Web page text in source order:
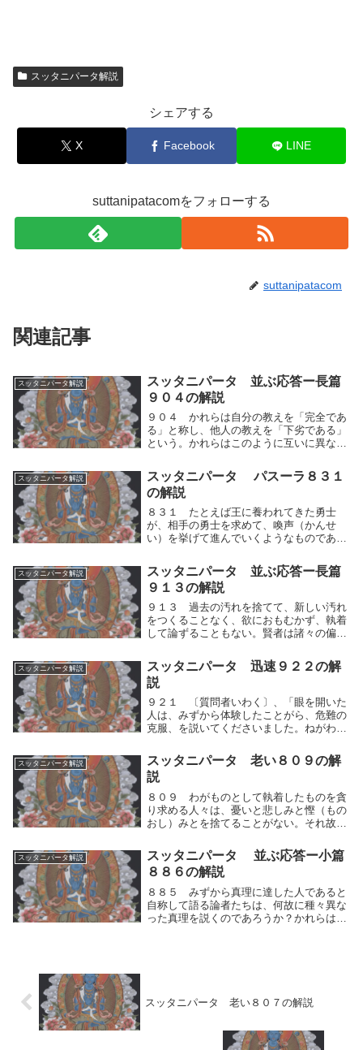
スッタニパータ解説
シェアする
X Facebook LINE
suttanipatacomをフォローする
suttanipatacom
関連記事
スッタニパータ解説
スッタニパータ 並ぶ応答ー長篇
９０４の解説
９０４ かれらは自分の教えを「完全であ
る」と称し、他人の教えを「下劣である」
という。かれらはこのように互いに異なっ
仮説を「真理である」と説く。かれらは自
分の教えを「完全である」と称し、他人の
教えを「下劣...
スッタニパータ解説
スッタニパータ パスーラ８３１
の解説
８３１ たとえば王に養われてきた勇士
が、相手の勇士を求めて、喚声（かんせ
い）を挙げて進んでいくようなものであ
理に達した人の）いるところに到（いた）
れ。相手として戦うべきものは、あらかじ
め存在しないのであ...
スッタニパータ解説
スッタニパータ 並ぶ応答ー長篇
９１３の解説
９１３ 過去の汚れを捨てて、新しい汚れ
をつくることなく、欲におもむかず、執着
して論ずることもない。賢者は諸々の偏見
自分を責めることもない。過去に分別した
汚れを捨てて、分別を離れ新しく汚れをつ
くることなく...
スッタニパータ解説
スッタニパータ 迅速９２２の解
説
９２１ 〔質問者いわく〕、「眼を開いた
人は、みずから体験したことがら、危難の
克服、を説いてくださいました。ねがわく
や、精神安定の法をも説いてください。」
９２２ 〔師いわく〕、「眼で視ることを
貪（むさぼ）...
スッタニパータ解説
スッタニパータ 老い８０９の解
説
８０９ わがものとして執着したものを貪
り求める人々は、憂いと悲しみと慳（もの
おし）みとを捨てることがない。それ故に
（あんのん）を見たのである。人間的思考
の運動（快⇔不快）によって両極端に分
け、わがものとし...
スッタニパータ解説
スッタニパータ 並ぶ応答ー小篇
８８６の解説
８８５ みずから真理に達した人であると
自称して語る論者たちは、何故に種々異な
った真理を説くのであろうか？かれらは多
スッタニパータ 老い８０７の解説